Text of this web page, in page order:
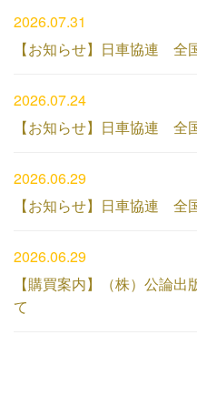
2026.07.31
【お知らせ】日車協連 全
2026.07.24
【お知らせ】日車協連 全
2026.06.29
【お知らせ】日車協連 全
2026.06.29
【購買案内】（株）公論
て